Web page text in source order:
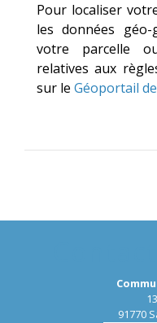
Pour localiser
les données
votre parcelle
relatives aux
sur le Géoportail
91770